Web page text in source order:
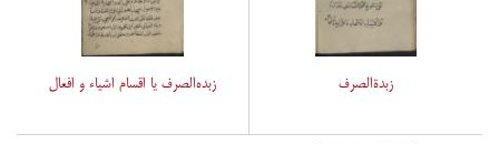
زبدةالصرف زبده‌الصرف یا اقسام اشیاء و افعال